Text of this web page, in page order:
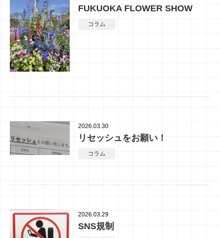
FUKUOKA FLOWER SHOW
コラム
2026.03.30
リセッシュをお願い！
コラム
2026.03.29
SNS規制